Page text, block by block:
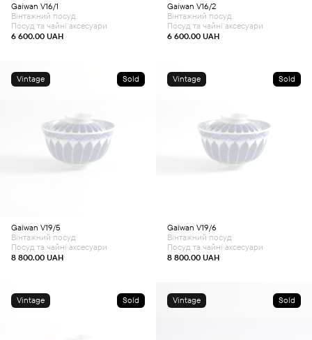
Gaiwan V16/1
6 600.00 UAH
Вінтажний посуд
Посуд та чайні аксесуари
Gaiwan V16/2
6 600.00 UAH
Вінтажний посуд
Посуд та чайні аксесуари
Vintage Sold
Gaiwan V19/5
8 800.00 UAH
Вінтажний посуд
Посуд та чайні аксесуари
Vintage Sold
Gaiwan V19/6
8 800.00 UAH
Вінтажний посуд
Посуд та чайні аксесуари
Vintage Sold Vintage Sold